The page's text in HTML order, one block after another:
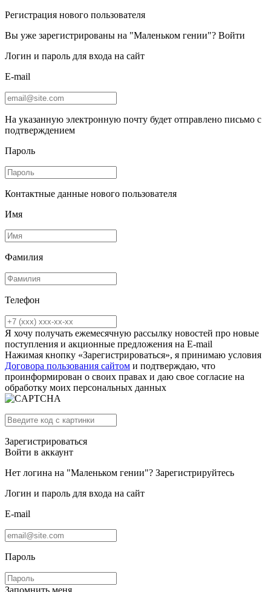
Регистрация нового пользователя
Вы уже зарегистрированы на "Маленьком гении"? Войти
Логин и пароль для входа на сайт
E-mail
На указанную электронную почту будет отправлено письмо с
подтверждением
Пароль
Контактные данные нового пользователя
Имя
Фамилия
Телефон
Я хочу получать ежемесячную рассылку новостей про новые
поступления и акционные предложения на E-mail
Нажимая кнопку «Зарегистрироваться», я принимаю условия
Договора пользования сайтом и подтверждаю, что
проинформирован о своих правах и даю свое согласие на
обработку моих персональных данных
Зарегистрироваться
Войти в аккаунт
Нет логина на "Маленьком гении"? Зарегистрируйтесь
Логин и пароль для входа на сайт
E-mail
Пароль
Запомнить меня